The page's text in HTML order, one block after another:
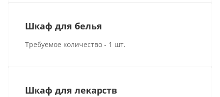
Шкаф для белья
Требуемое количество - 1 шт.
Шкаф для лекарств